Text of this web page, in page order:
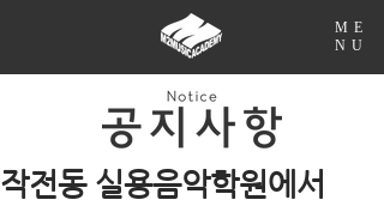
ME
NU
작전동 실용음악학원에서